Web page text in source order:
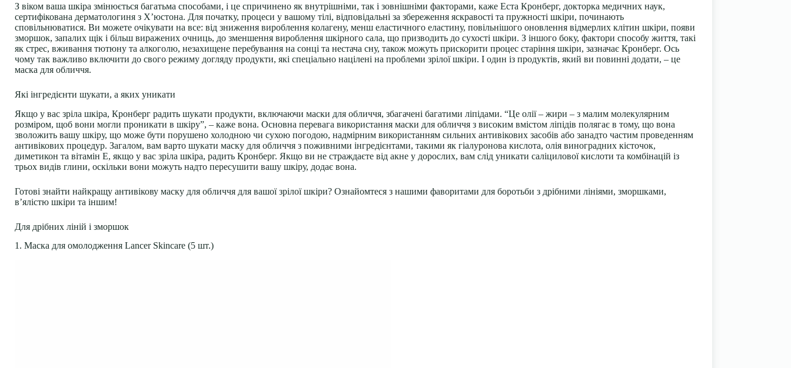
З віком ваша шкіра змінюється багатьма способами, і це спричинено як внутрішніми, так і зовнішніми факторами, каже Еста Кронберг, докторка медичних наук,
сертифікована дерматологиня з Х’юстона. Для початку, процеси у вашому тілі, відповідальні за збереження яскравості та пружності шкіри, починають
сповільнюватися. Ви можете очікувати на все: від зниження вироблення колагену, менш еластичного еластину, повільнішого оновлення відмерлих клітин шкіри, появи
зморшок, запалих щік і більш виражених очниць, до зменшення вироблення шкірного сала, що призводить до сухості шкіри. З іншого боку, фактори способу життя, такі
як стрес, вживання тютюну та алкоголю, незахищене перебування на сонці та нестача сну, також можуть прискорити процес старіння шкіри, зазначає Кронберг. Ось
чому так важливо включити до свого режиму догляду продукти, які спеціально націлені на проблеми зрілої шкіри. І один із продуктів, який ви повинні додати, – це
маска для обличчя.
Які інгредієнти шукати, а яких уникати
Якщо у вас зріла шкіра, Кронберг радить шукати продукти, включаючи маски для обличчя, збагачені багатими ліпідами. “Це олії – жири – з малим молекулярним
розміром, щоб вони могли проникати в шкіру”, – каже вона. Основна перевага використання маски для обличчя з високим вмістом ліпідів полягає в тому, що вона
зволожить вашу шкіру, що може бути порушено холодною чи сухою погодою, надмірним використанням сильних антивікових засобів або занадто частим проведенням
антивікових процедур. Загалом, вам варто шукати маску для обличчя з поживними інгредієнтами, такими як гіалуронова кислота, олія виноградних кісточок,
диметикон та вітамін Е, якщо у вас зріла шкіра, радить Кронберг. Якщо ви не страждаєте від акне у дорослих, вам слід уникати саліцилової кислоти та комбінацій із
трьох видів глини, оскільки вони можуть надто пересушити вашу шкіру, додає вона.
Готові знайти найкращу антивікову маску для обличчя для вашої зрілої шкіри? Ознайомтеся з нашими фаворитами для боротьби з дрібними лініями, зморшками,
в’ялістю шкіри та іншим!
Для дрібних ліній і зморшок
1. Маска для омолодження Lancer Skincare (5 шт.)